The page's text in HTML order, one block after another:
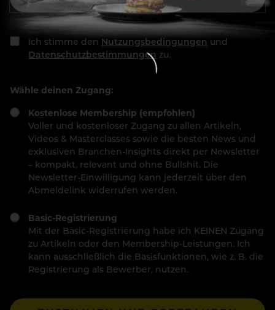
Ich stimme den Nutzungsbedingungen und
Datenschutzbestimmungen zu.
Wähle deinen Zugang:
Kostenlose Membership (empfohlen)
Voller und kostenloser Zugang zu allen Artikeln,
Videos & Masterclasses sowie die besten News und
exklusiven Branchen-Insights direkt per Newsletter
– kompakt, relevant und ohne Bullshit. Die
Newsletter-Einwilligung kann jederzeit über den
Abmeldelink widerrufen werden.
Basic-Registrierung
Mit der Basic-Registrierung habe ich KEINEN Zugang
zu Artikeln oder den Membership-Leistungen. Ich
kann ausschließlich die Basisfunktionen, wie z. B. die
Registrierung als Bewerber, nutzen.